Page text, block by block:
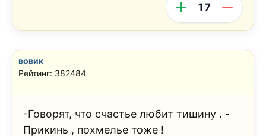
17
вовик
Рейтинг: 382484
-Говорят, что счастье любит тишину . -
Прикинь , похмелье тоже !